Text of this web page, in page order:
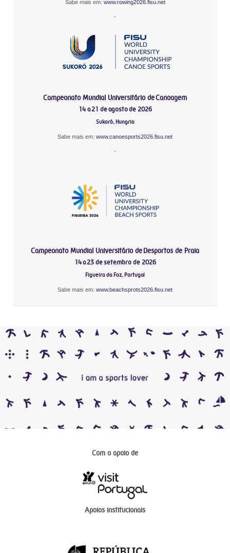
Sabe mais em: www.rowing2026.fisu.net
-
Campeonato Mundial Universitário de Canoagem
14 a 21 de agosto de 2026
Sukoró, Hungria
Sabe mais em: www.canoesports2026.fisu.net
-
Campeonato Mundial Universitário de Desportos de Praia
14 a 23 de setembro de 2026
Figueira da Foz, Portugal
Sabe mais em: www.beachsprots2026.fisu.net
Com o apoio de
Apoios institucionais